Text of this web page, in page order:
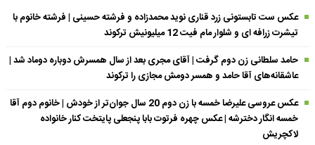
عکس ست تابستونی زرد قناری نوید محمدزاده و فرشته حسینی | فرشته خانوم با
تیشرت زرافه ای و شلوار مام فیت 12 میلیونیش ترکوند
حامد سلطانی زن دوم گرفت | آقای مجری بعد از سال همسرش دوباره دوماد شد |
عاشقانه‌های آقا حامد و همسر دومش مجازی را ترکوند
عکس عروسی علیرضا خمسه با زن دوم 20 سال جوان‌تر از خودش | خانوم دوم آقا
خمسه انگار دخترشه | عکس چهره فرتوت بابا پنجعلی پایتخت کنار خانواده
لاکچریش